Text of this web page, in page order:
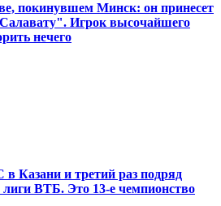
покинувшем Минск: он принесет
Игрок высочайшего
нечего
и третий раз подряд
лиги ВТБ. Это 13-е чемпионство